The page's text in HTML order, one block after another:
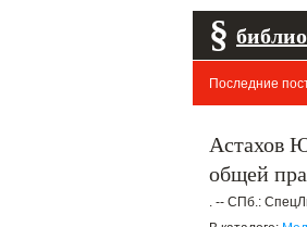
§
Последние
Астахов
общей
. -- СПб.: